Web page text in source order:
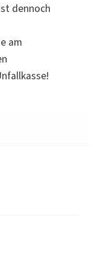
dennoch
am